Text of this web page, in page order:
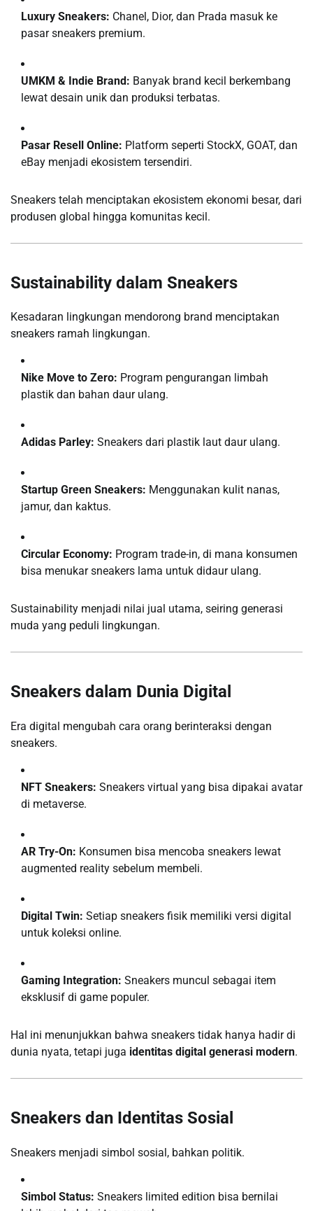
Luxury Sneakers: Chanel, Dior, dan Prada masuk ke
pasar sneakers premium.
UMKM & Indie Brand: Banyak brand kecil berkembang
lewat desain unik dan produksi terbatas.
Pasar Resell Online: Platform seperti StockX, GOAT, dan
eBay menjadi ekosistem tersendiri.
Sneakers telah menciptakan ekosistem ekonomi besar, dari
produsen global hingga komunitas kecil.
Sustainability dalam Sneakers
Kesadaran lingkungan mendorong brand menciptakan
sneakers ramah lingkungan.
Nike Move to Zero: Program pengurangan limbah
plastik dan bahan daur ulang.
Adidas Parley: Sneakers dari plastik laut daur ulang.
Startup Green Sneakers: Menggunakan kulit nanas,
jamur, dan kaktus.
Circular Economy: Program trade-in, di mana konsumen
bisa menukar sneakers lama untuk didaur ulang.
Sustainability menjadi nilai jual utama, seiring generasi
muda yang peduli lingkungan.
Sneakers dalam Dunia Digital
Era digital mengubah cara orang berinteraksi dengan
sneakers.
NFT Sneakers: Sneakers virtual yang bisa dipakai avatar
di metaverse.
AR Try-On: Konsumen bisa mencoba sneakers lewat
augmented reality sebelum membeli.
Digital Twin: Setiap sneakers fisik memiliki versi digital
untuk koleksi online.
Gaming Integration: Sneakers muncul sebagai item
eksklusif di game populer.
Hal ini menunjukkan bahwa sneakers tidak hanya hadir di
dunia nyata, tetapi juga identitas digital generasi modern.
Sneakers dan Identitas Sosial
Sneakers menjadi simbol sosial, bahkan politik.
Simbol Status: Sneakers limited edition bisa bernilai